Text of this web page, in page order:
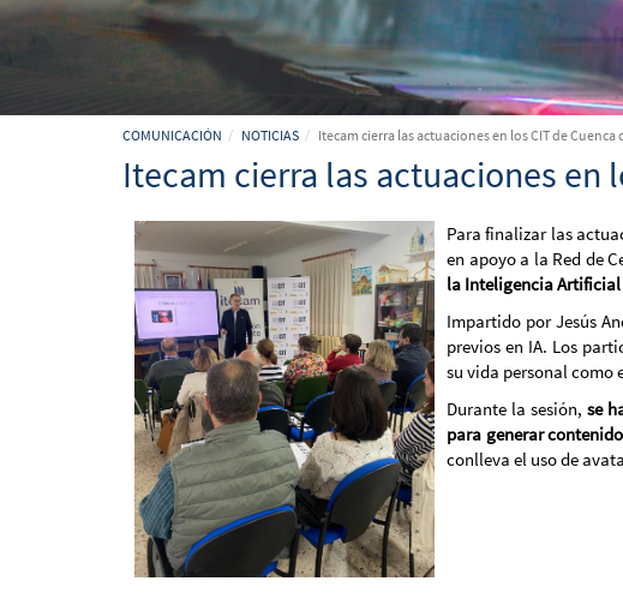
COMUNICACIÓN NOTICIAS Itecam cierra las actuaciones en los CIT de Cuenca
Itecam cierra las actuaciones en
Para finalizar las
en apoyo a la Red de
la Inteligencia Artificial
Impartido por Jesús
previos en IA. Los
su vida personal como
Durante la sesión,se
para generar
conlleva el uso de